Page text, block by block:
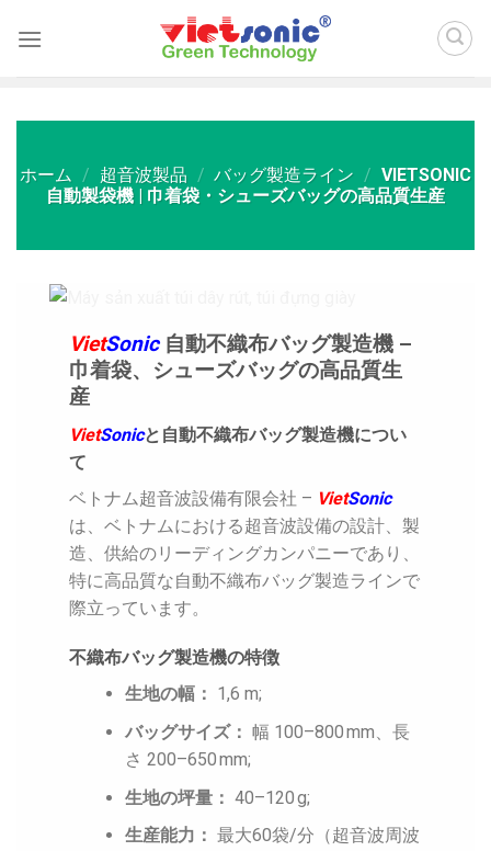
ホーム / 超音波製品 / バッグ製造ライン / VIETSONIC
自動製袋機 | 巾着袋・シューズバッグの高品質生産
VietSonic自動不織布バッグ製造機 –
巾着袋、シューズバッグの高品質生
産
VietSonicと自動不織布バッグ製造機につい
て
ベトナム超音波設備有限会社 – VietSonic
は、ベトナムにおける超音波設備の設計、製
造、供給のリーディングカンパニーであり、
特に高品質な自動不織布バッグ製造ラインで
際立っています。
不織布バッグ製造機の特徴
生地の幅： 1,6 m;
バッグサイズ： 幅 100–800 mm、長
さ 200–650 mm;
生地の坪量： 40–120 g;
生産能力： 最大60袋/分（超音波周波